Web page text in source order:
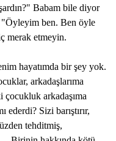
Babam bile diyor
"Öyleyim ben. Ben öyle
merak etmeyin.
hayatımda bir şey yok.
arkadaşlarıma
çocukluk arkadaşıma
Sizi barıştırır,
tehditmiş,